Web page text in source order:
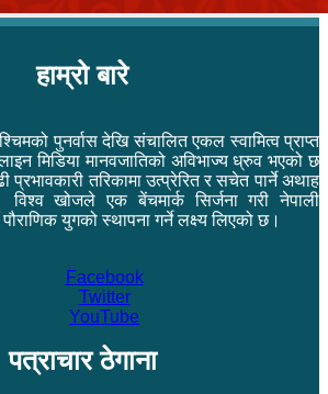
हाम्रो बारे
पुनर्वास देखि संचालित एकल स्वामित्व प्राप्त
मिडिया मानवजातिको अविभाज्य ध्रुव भएको छ
तरिकामा उत्प्रेरित र सचेत पार्ने अथाह
खोजले एक बेंचमार्क सिर्जना गरी नेपाली
पौराणिक युगको स्थापना गर्ने लक्ष्य लिएको छ।
Facebook
Twitter
YouTube
पत्राचार ठेगाना